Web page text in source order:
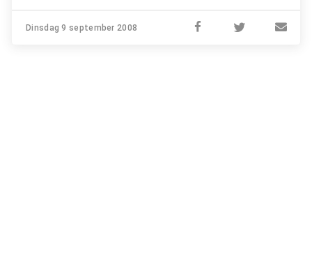
Dinsdag 9 september 2008